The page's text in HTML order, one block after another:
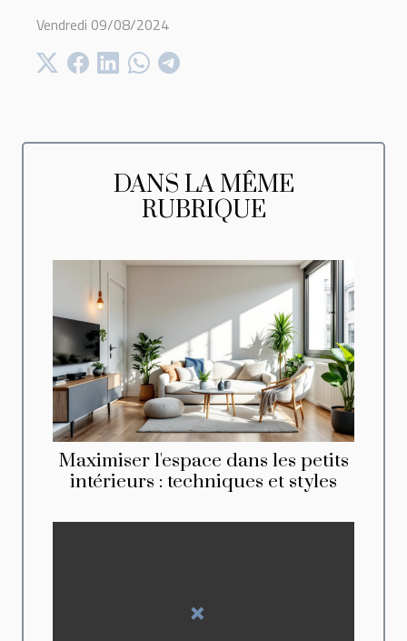
DANS LA MÊME
RUBRIQUE
Maximiser l'espace dans les petits
intérieurs : techniques et styles
Vendredi 09/08/2024